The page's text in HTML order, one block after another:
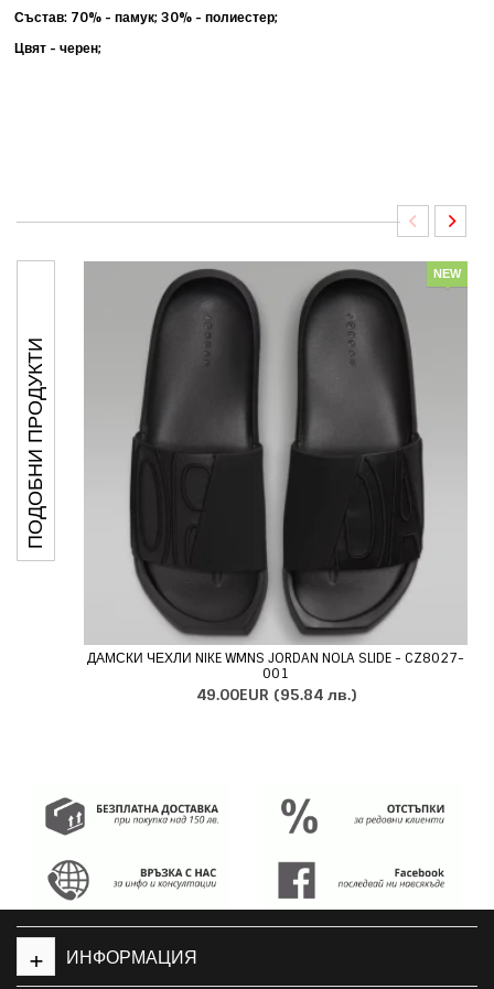
Състав: 70% - памук; 30% - полиестер;
Цвят - черен;
ПОДОБНИ ПРОДУКТИ
NEW
ДАМСКИ ЧЕХЛИ NIKE WMNS JORDAN NOLA SLIDE - CZ8027-
001
49.00EUR (95.84 лв.)
ИНФОРМАЦИЯ
+